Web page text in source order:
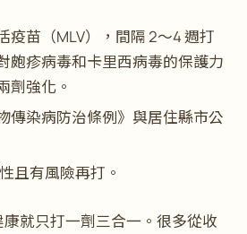
疫苗（MLV），間隔 2～4 週打
皰疹病毒和卡里西病毒的保護力
劑強化。
傳染病防治條例》與居住縣市公
且有風險再打。
就只打一劑三合一。很多從收